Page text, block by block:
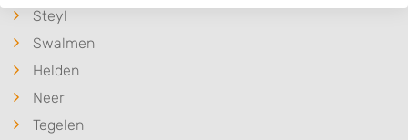
Steyl
Swalmen
Helden
Neer
Tegelen